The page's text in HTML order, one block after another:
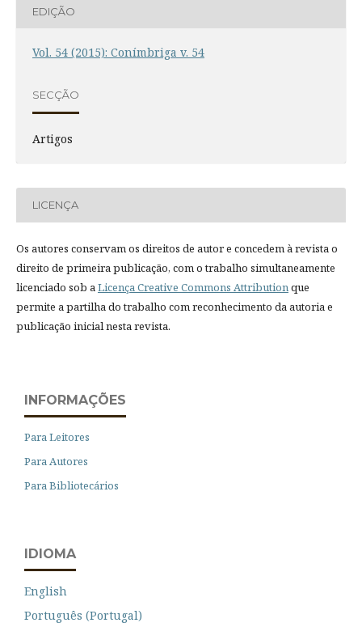
EDIÇÃO
Vol. 54 (2015): Conímbriga v. 54
SECÇÃO
Artigos
LICENÇA
Os autores conservam os direitos de autor e concedem à revista o
direito de primeira publicação, com o trabalho simultaneamente
licenciado sob a Licença Creative Commons Attribution que
permite a partilha do trabalho com reconhecimento da autoria e
publicação inicial nesta revista.
INFORMAÇÕES
Para Leitores
Para Autores
Para Bibliotecários
IDIOMA
English
Português (Portugal)